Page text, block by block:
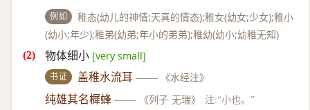
例如
稚态(幼儿的神情;天真的情态);稚女(幼女;少女);稚小
(幼小;年少);稚弟(幼弟;年小的弟弟);稚幼(幼小;幼稚无知)
物体细小 [very small]
书证 盖稚水流耳 —— 《水经注》
纯雄其名樨蜂 —— 《列子·无瑞》 注:“小也。”